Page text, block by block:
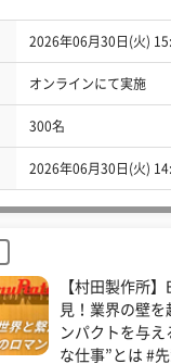
2026年06月30日(火)
オンラインにて実施
300名
2026年06月30日(火)
【村田製作所
見！業界の壁を
ンパクトを与え
な仕事”とは #